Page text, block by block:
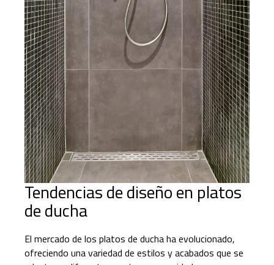
Tendencias de diseño en platos
de ducha
El mercado de los platos de ducha ha evolucionado,
ofreciendo una variedad de estilos y acabados que se